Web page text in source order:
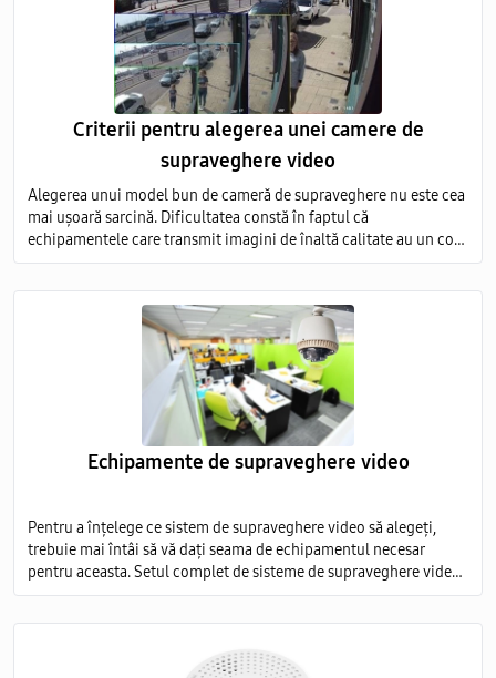
Criterii pentru alegerea unei camere de
supraveghere video
Alegerea unui model bun de cameră de supraveghere nu este cea
mai ușoară sarcină. Dificultatea constă în faptul că
echipamentele care transmit imagini de înaltă calitate au un cost
foarte ridicat, iar modelele ieftine nu sunt capabile să ofere o
Echipamente de supraveghere video
Pentru a înțelege ce sistem de supraveghere video să alegeți,
trebuie mai întâi să vă dați seama de echipamentul necesar
pentru aceasta. Setul complet de sisteme de supraveghere video
include mai multe elemente obligatorii: